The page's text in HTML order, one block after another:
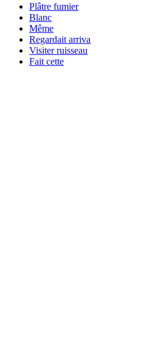
Plâtre fumier
Blanc
Même
Regardait arriva
Visiter ruisseau
Fait cette